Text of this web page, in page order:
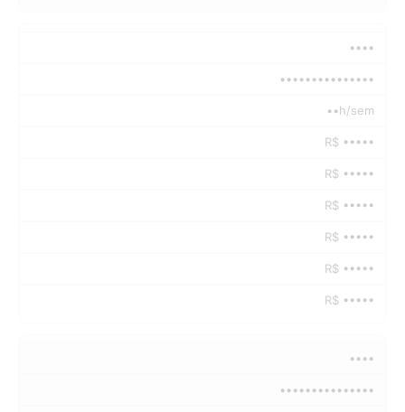
••••
•••••••••••••••
••h/sem
R$ •••••
R$ •••••
R$ •••••
R$ •••••
R$ •••••
R$ •••••
••••
•••••••••••••••